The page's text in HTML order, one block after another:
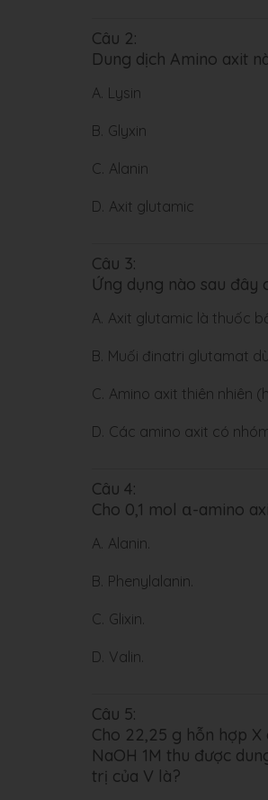
Câu 2:
Dung dịch Amino axit
A. Lysin
B. Glyxin
C. Alanin
D. Axit glutamic
Câu 3:
Ứng dụng nào sau đây
A. Axit glutamic là thuốc
B. Muối đinatri glutamat
C. Amino axit thiên nhiên
D. Các amino axit có
Câu 4:
Cho 0,1 mol α-amino
A. Alanin.
B. Phenylalanin.
C. Glixin.
D. Valin.
Câu 5:
Cho 22,25 g hỗn hợp X
NaOH 1M thu được
trị của V là?